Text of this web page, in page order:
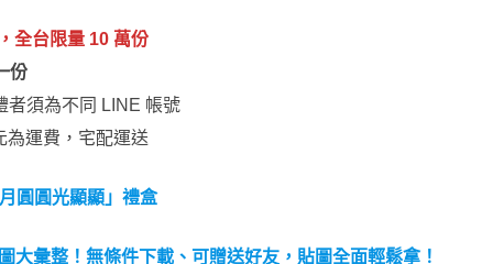
全台限量 10 萬份
份
者須為不同 LINE 帳號
為運費，宅配運送
圓圓光顯顯」禮盒
大彙整！無條件下載、可贈送好友，貼圖全面輕鬆拿！